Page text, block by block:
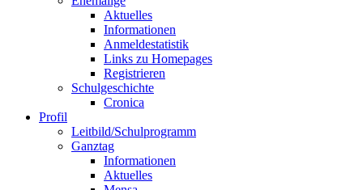
Aktuelles
Informationen
Anmeldestatistik
Links zu Homepages
Registrieren
Schulgeschichte
Cronica
Profil
Leitbild/Schulprogramm
Ganztag
Informationen
Aktuelles